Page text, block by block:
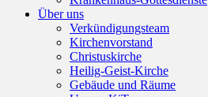
Über uns
Verkündigungsteam
Kirchenvorstand
Christuskirche
Heilig-Geist-Kirche
Gebäude und Räume